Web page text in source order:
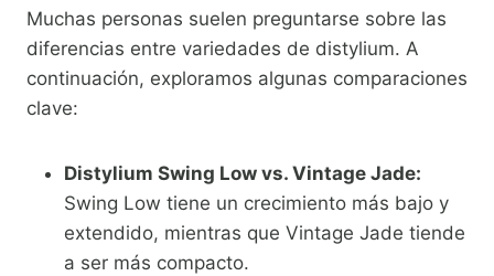
Muchas personas suelen preguntarse sobre las
diferencias entre variedades de distylium. A
continuación, exploramos algunas comparaciones
clave:
Distylium Swing Low vs. Vintage Jade:
Swing Low tiene un crecimiento más bajo y
extendido, mientras que Vintage Jade tiende
a ser más compacto.